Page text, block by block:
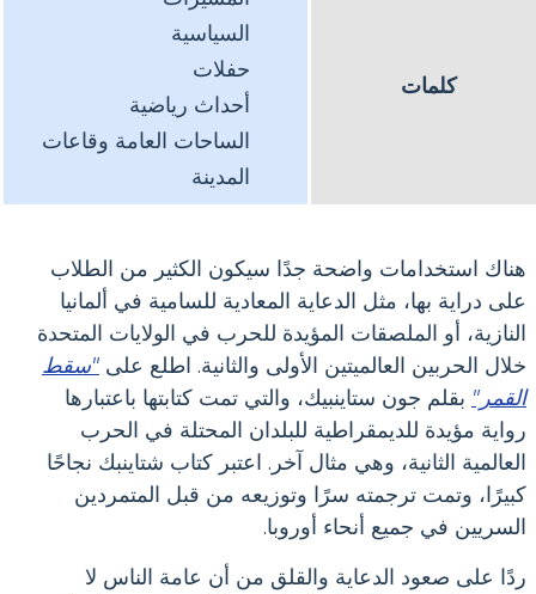
كلمات
السياسية
حفلات
أحداث رياضية
الساحات العامة وقاعات
المدينة
هناك استخدامات واضحة جدًا سيكون الكثير من الطلاب
على دراية بها، مثل الدعاية المعادية للسامية في ألمانيا
النازية، أو الملصقات المؤيدة للحرب في الولايات المتحدة
خلال الحربين العالميتين الأولى والثانية. اطلع على "سقط
القمر" بقلم جون ستاينبيك، والتي تمت كتابتها باعتبارها
رواية مؤيدة للديمقراطية للبلدان المحتلة في الحرب
العالمية الثانية، وهي مثال آخر. اعتبر كتاب شتاينبك نجاحًا
كبيرًا، وتمت ترجمته سرًا وتوزيعه من قبل المتمردين
السريين في جميع أنحاء أوروبا.
ردًا على صعود الدعاية والقلق من أن عامة الناس لا